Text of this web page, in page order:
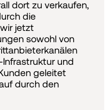
dort zu verkaufen,
die
jetzt
sowohl von
und
geleitet
durch den